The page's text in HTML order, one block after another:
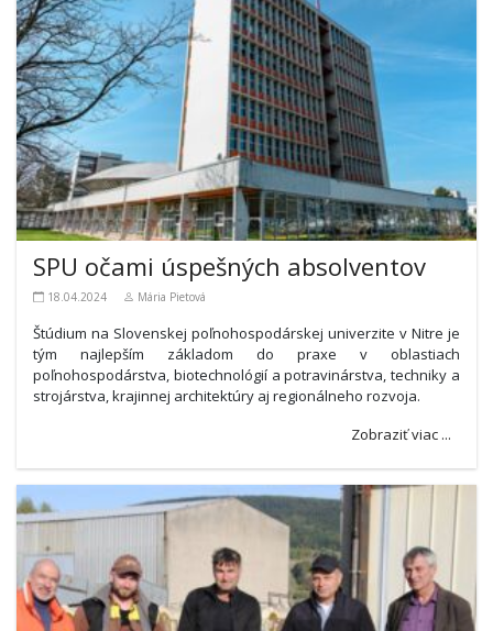
SPU očami úspešných absolventov
18.04.2024 Mária Pietová
Štúdium na Slovenskej poľnohospodárskej univerzite v Nitre je
tým najlepším základom do praxe v oblastiach
poľnohospodárstva, biotechnológií a potravinárstva, techniky a
strojárstva, krajinnej architektúry aj regionálneho rozvoja.
Zobraziť viac ...